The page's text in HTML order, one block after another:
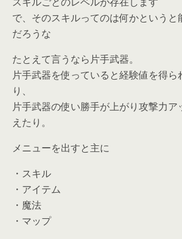
で、そのスキルってのは何かというと
だろうな
たとえて言うなら片手武器。
片手武器を使っていると経験値を得
り、
片手武器の使い勝手が上がり攻撃力ア
えたり。
メニューを出すと主に
・スキル
・アイテム
・魔法
・マップ